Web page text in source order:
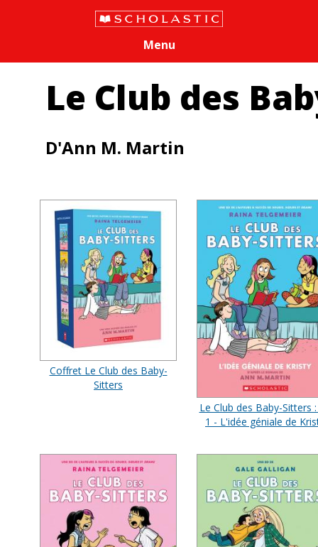
Menu
Le Club des
D'Ann M. Martin
Coffret Le Club des Baby-
Sitters
Le Club des Baby-Sitters
1 - L'idée géniale de